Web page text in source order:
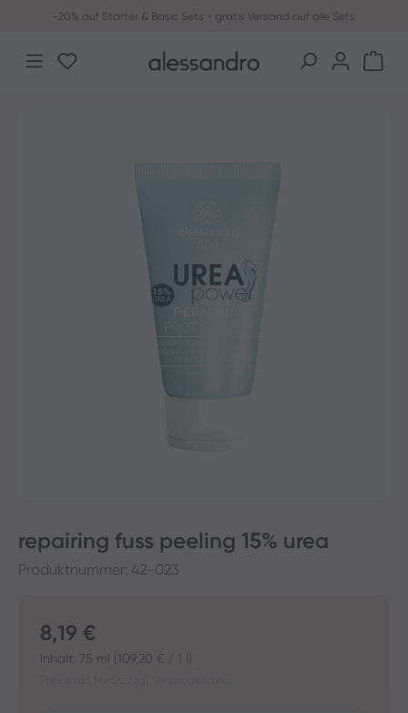
Zum Hauptinhalt springen
-20% auf Starter & Basic Sets + gratis Versand auf alle Sets
Du hast 0 Produkte auf dem Merkzettel
repairing fuss peeling 15% urea
Produktnummer: 42-023
Regulärer Preis:
8,19 €
Inhalt: 75 ml (109,20 € / 1 l)